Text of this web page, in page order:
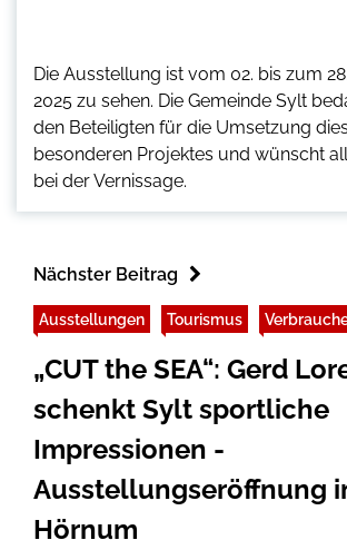
Die Ausstellung ist vom 02. bis zum
2025 zu sehen. Die Gemeinde Sylt
den Beteiligten für die Umsetzung
besonderen Projektes und wünscht
bei der Vernissage.
Nächster Beitrag
Ausstellungen Tourismus
„CUT the SEA“: Gerd
schenkt Sylt sportliche
Impressionen -
Ausstellungseröffnung
Hörnum